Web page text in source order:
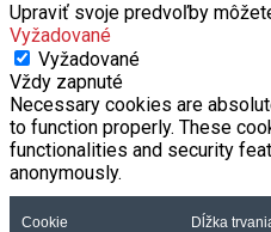
Upraviť svoje predvoľby
Vyžadované
Vyžadované
Vždy zapnuté
Necessary cookies are
to function properly. These
functionalities and security
anonymously.
Cookie Dĺžka